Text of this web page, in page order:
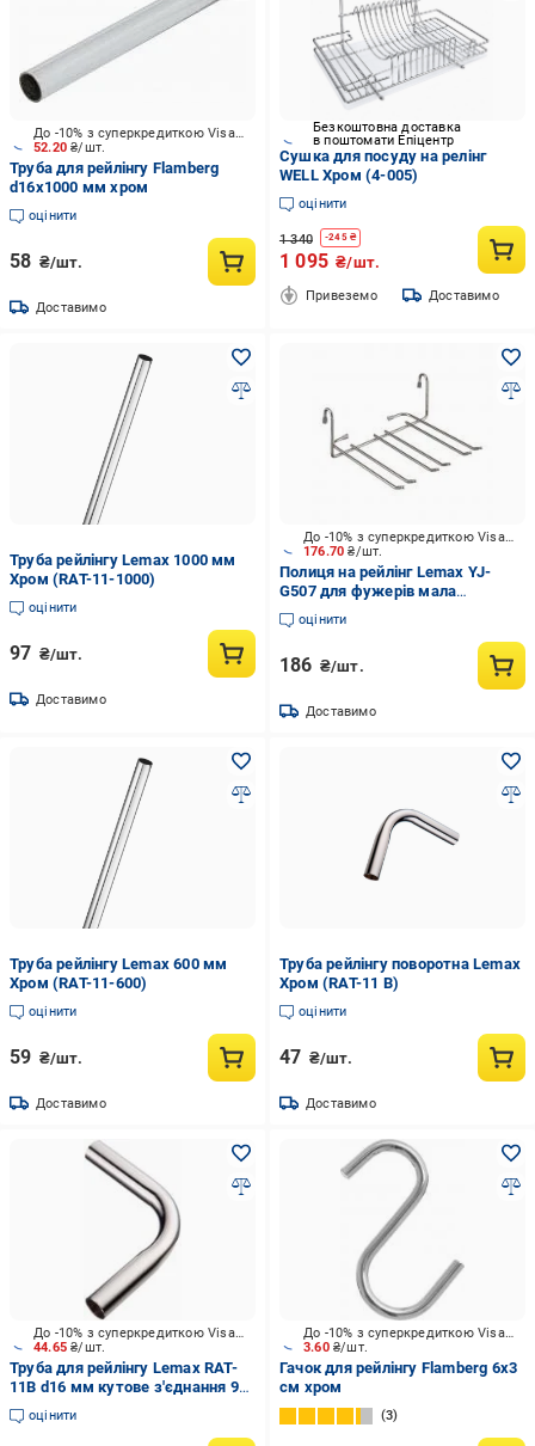
52.20₴/шт.
До -10% з суперкредиткою Visa Вигода
Труба для рейлінгу Flamberg
d16x1000 мм хром
оцінити
58 ₴/шт.
Доставимо
Безкоштовна доставка
в поштомати Епіцентр
Сушка для посуду на релінг
WELL Хром (4-005)
оцінити
1 340 -245₴
1 095 ₴/шт.
Привеземо Доставимо
Труба рейлінгу Lemax 1000 мм
Хром (RAT-11-1000)
оцінити
97 ₴/шт.
Доставимо
176.70₴/шт.
До -10% з суперкредиткою Visa Вигода
Полиця на рейлінг Lemax YJ-
G507 для фужерів мала
230х170х75 мм хром
оцінити
186 ₴/шт.
Доставимо
Труба рейлінгу Lemax 600 мм
Хром (RAT-11-600)
оцінити
59 ₴/шт.
Доставимо
Труба рейлінгу поворотна Lemax
Хром (RAT-11 B)
оцінити
47 ₴/шт.
Доставимо
44.65₴/шт.
До -10% з суперкредиткою Visa Вигода
Труба для рейлінгу Lemax RAT-
11B d16 мм кутове з'єднання 90
градусів хром
оцінити
3.60 ₴/шт.
До -10% з суперкредиткою Visa Вигода
Гачок для рейлінгу Flamberg 6х3
см хром
3